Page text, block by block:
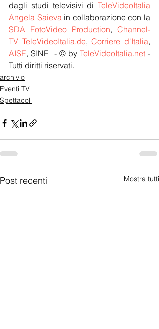
dagli studi televisivi di TeleVideoItalia
Angela Saieva
SDA FotoVideo Production, Channel-
TV TeleVideoItalia.de, Corriere d'Italia
AISE, SINE  - © by TeleVideoItalia.net -
Tutti diritti riservati.
archivio
Eventi TV
Spettacoli
Post recenti Mostra tutti